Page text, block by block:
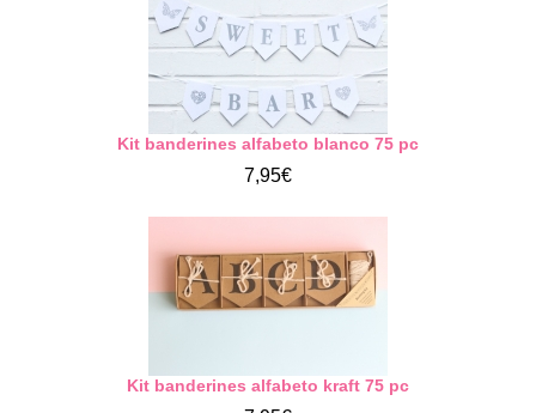
Kit banderines alfabeto blanco 75 pc
7,95€
Kit banderines alfabeto kraft 75 pc